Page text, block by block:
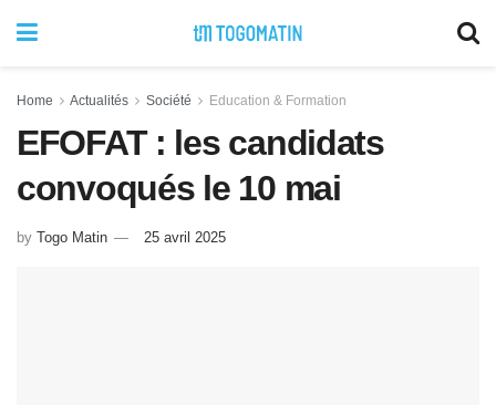
Home Actualités Société Education & Formation
EFOFAT : les candidats
convoqués le 10 mai
by Togo Matin 25 avril 2025